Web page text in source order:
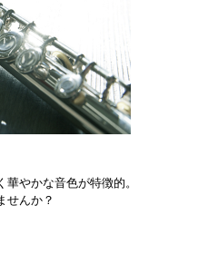
やかな音色が特徴的。
せんか？